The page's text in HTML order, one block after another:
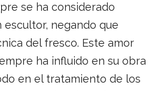
se ha considerado
negando que
del fresco. Este amor
ha influido en su obra
en el tratamiento de los